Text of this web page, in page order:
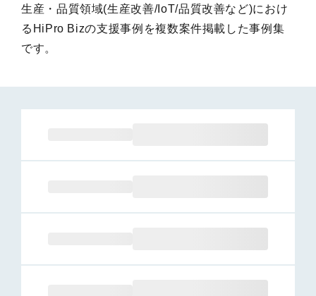
生産・品質領域(生産改善/IoT/品質改善など)におけ
るHiPro Bizの支援事例を複数案件掲載した事例集
です。